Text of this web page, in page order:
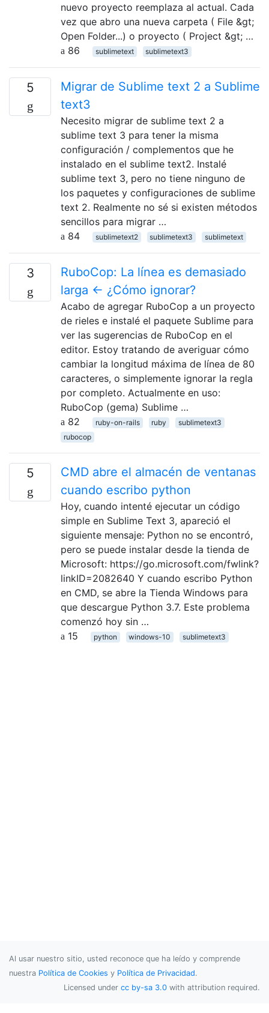
nuevo proyecto reemplaza al actual. Cada
vez que abro una nueva carpeta ( File &gt;
Open Folder...) o proyecto ( Project &gt; …
86
sublimetext sublimetext3
5
Migrar de Sublime text 2 a Sublime
text3
Necesito migrar de sublime text 2 a
sublime text 3 para tener la misma
configuración / complementos que he
instalado en el sublime text2. Instalé
sublime text 3, pero no tiene ninguno de
los paquetes y configuraciones de sublime
text 2. Realmente no sé si existen métodos
sencillos para migrar …
84
sublimetext2 sublimetext3 sublimetext
3
RuboCop: La línea es demasiado
larga ← ¿Cómo ignorar?
Acabo de agregar RuboCop a un proyecto
de rieles e instalé el paquete Sublime para
ver las sugerencias de RuboCop en el
editor. Estoy tratando de averiguar cómo
cambiar la longitud máxima de línea de 80
caracteres, o simplemente ignorar la regla
por completo. Actualmente en uso:
RuboCop (gema) Sublime …
82
ruby-on-rails ruby
sublimetext3
rubocop
5
CMD abre el almacén de ventanas
cuando escribo python
Hoy, cuando intenté ejecutar un código
simple en Sublime Text 3, apareció el
siguiente mensaje: Python no se encontró,
pero se puede instalar desde la tienda de
Microsoft: https://go.microsoft.com/fwlink?
linkID=2082640 Y cuando escribo Python
en CMD, se abre la Tienda Windows para
que descargue Python 3.7. Este problema
comenzó hoy sin …
15
python windows-10 sublimetext3
Al usar nuestro sitio, usted reconoce que ha leído y comprende
nuestra Política de Cookies y Política de Privacidad.
Licensed under cc by-sa 3.0 with attribution required.